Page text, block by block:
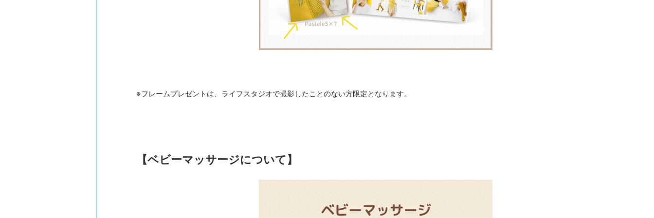
※フレームプレゼントは、ライフスタジオで撮影したことのない方限定となります。
【ベビーマッサージについて】